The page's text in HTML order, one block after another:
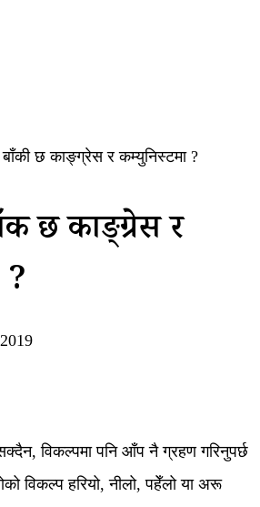
बाँकी छ काङ्ग्रेस र कम्युनिस्टमा ?
छ काङ्ग्रेस र
विकल्पमा पनि आँप नै ग्रहण गरिनुपर्छ
विकल्प हरियो, नीलो, पहेँलो या अरू